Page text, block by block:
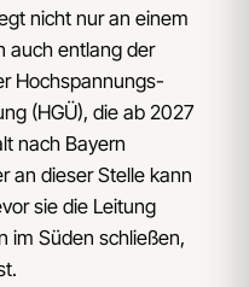
nicht nur an einem
auch entlang der
Hochspannungs-
(HGÜ), die ab 2027
nach Bayern
an dieser Stelle kann
sie die Leitung
im Süden schließen,